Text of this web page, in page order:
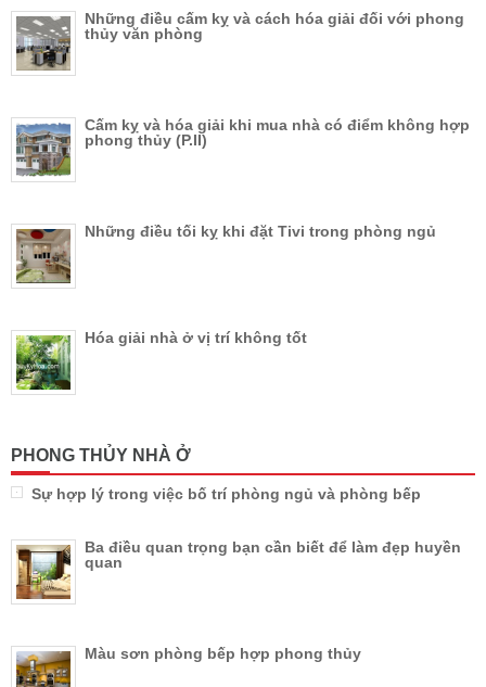
Những điều cấm kỵ và cách hóa giải đối với phong
thủy văn phòng
Cấm kỵ và hóa giải khi mua nhà có điểm không hợp
phong thủy (P.II)
Những điều tối kỵ khi đặt Tivi trong phòng ngủ
Hóa giải nhà ở vị trí không tốt
PHONG THỦY NHÀ Ở
Sự hợp lý trong việc bố trí phòng ngủ và phòng bếp
Ba điều quan trọng bạn cần biết để làm đẹp huyền
quan
Màu sơn phòng bếp hợp phong thủy